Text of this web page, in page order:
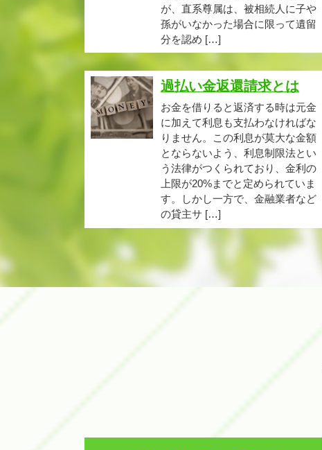
が、直系尊属は、被相続人に子や
孫がいなかった場合に限って遺留
分を認め […]
過払い金返還請求とは
お金を借りると返済する時は元金
に加えて利息も支払わなければな
りません。この利息が莫大な金額
とならないよう、利息制限法とい
う法律がつくられており、金利の
上限が20%までと定められていま
す。しかし一方で、金融業者など
の貸主サ […]